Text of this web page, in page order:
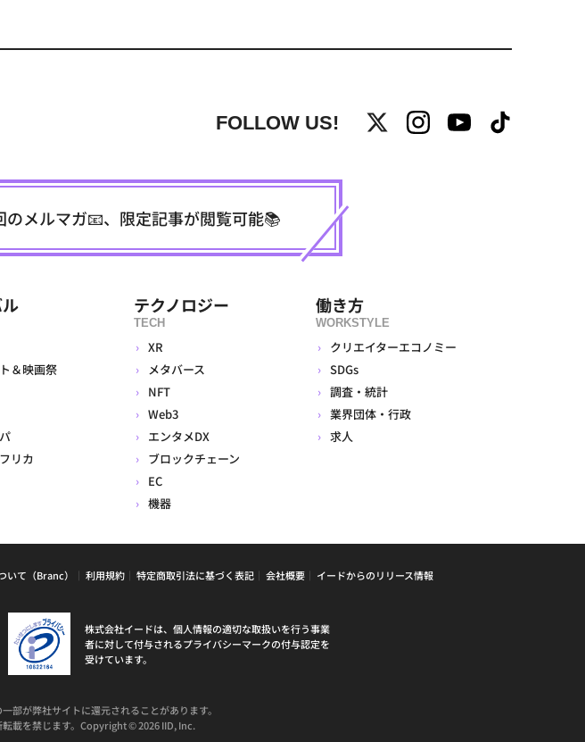
FOLLOW US!
メルマガ📧、限定記事が閲覧可能📚
＆映画祭
リカ
テクノロジー
TECH
XR
メタバース
NFT
Web3
エンタメDX
ブロックチェーン
EC
機器
働き方
WORKSTYLE
クリエイターエコノミー
SDGs
調査・統計
業界団体・行政
求人
いて（Branc） 利用規約 特定商取引法に基づく表記 会社概要 イードからのリリース情報
株式会社イードは、個人情報の適切な取扱いを行う事業
者に対して付与されるプライバシーマークの付与認定を
受けています。
部が弊社サイトに還元されることがあります。
載を禁じます。Copyright © 2026 IID, Inc.